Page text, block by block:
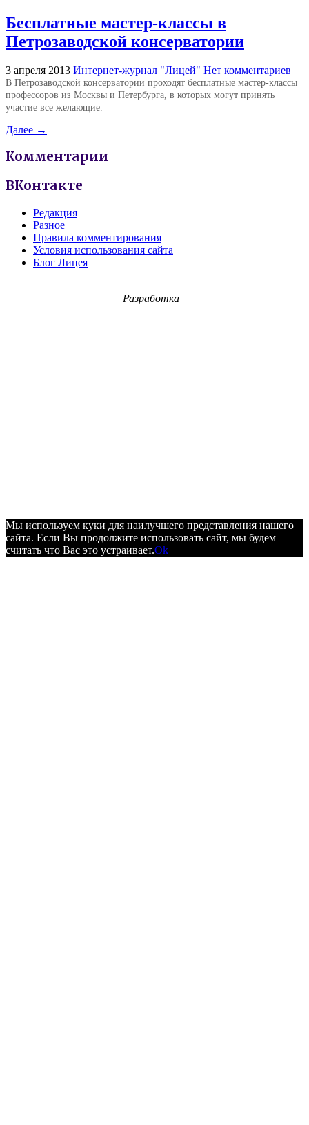
Бесплатные мастер-классы в
Петрозаводской консерватории
3 апреля 2013 Интернет-журнал "Лицей" Нет комментариев
В Петрозаводской консерватории проходят бесплатные мастер-классы
профессоров из Москвы и Петербурга, в которых могут принять
участие все желающие.
Далее →
Комментарии
ВКонтакте
Редакция
Разное
Правила комментирования
Условия использования сайта
Блог Лицея
Разработка
Мы используем куки для наилучшего представления нашего
сайта. Если Вы продолжите использовать сайт, мы будем
считать что Вас это устраивает.Ok